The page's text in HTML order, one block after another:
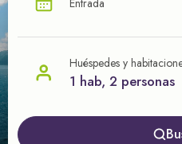
Huéspedes y
1 hab, 2 personas